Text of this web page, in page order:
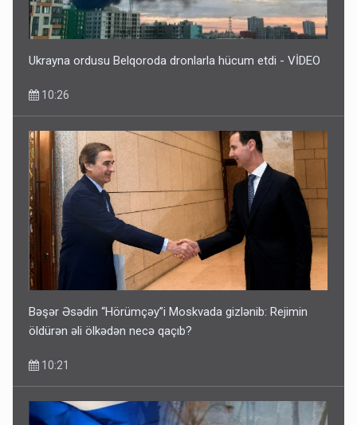
Ukrayna ordusu Belqoroda dronlarla hücum etdi - VİDEO
10:26
Bəşər Əsədin “Hörümçəy”i Moskvada gizlənib: Rejimin
öldürən əli ölkədən necə qaçıb?
10:21